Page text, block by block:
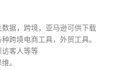
据，跨境，亚马逊可供下载
跨境电商工具，外贸工具。
客人等等
。